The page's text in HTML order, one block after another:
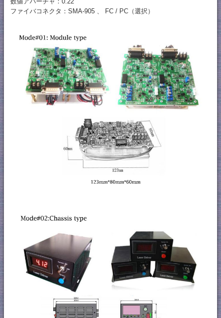
ファイバコネクタ：SMA-905 、 FC / PC（選択）